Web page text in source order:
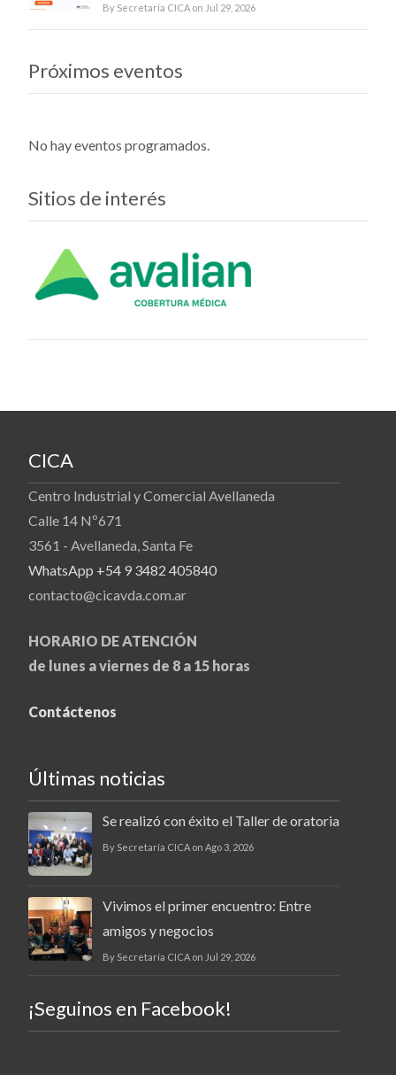
By Secretaría CICA on Jul 29, 2026
Próximos eventos
No hay eventos programados.
Sitios de interés
CICA
Centro Industrial y Comercial Avellaneda
Calle 14 Nº671
3561 - Avellaneda, Santa Fe
WhatsApp +54 9 3482 405840
contacto@cicavda.com.ar
HORARIO DE ATENCIÓN
de lunes a viernes de 8 a 15 horas
Contáctenos
Últimas noticias
Se realizó con éxito el Taller de oratoria
By Secretaría CICA on Ago 3, 2026
Vivimos el primer encuentro: Entre
amigos y negocios
By Secretaría CICA on Jul 29, 2026
¡Seguinos en Facebook!